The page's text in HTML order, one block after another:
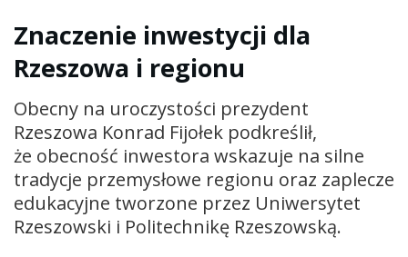
Znaczenie inwestycji dla
Rzeszowa i regionu
Obecny na uroczystości prezydent
Rzeszowa Konrad Fijołek podkreślił,
że obecność inwestora wskazuje na silne
tradycje przemysłowe regionu oraz zaplecze
edukacyjne tworzone przez Uniwersytet
Rzeszowski i Politechnikę Rzeszowską.